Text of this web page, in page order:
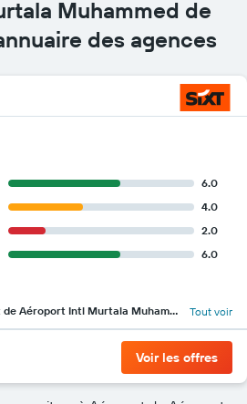
Muhammed de
des agences
6.0
4.0
2.0
6.0
3 succursales à Aéroport de Aéroport Intl Murtala Muhammed de Lagos Tout voir
Voir les offres